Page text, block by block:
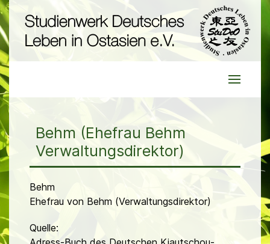
Behm (Ehefrau Behm
Verwaltungsdirektor)
Behm
Ehefrau von Behm (Verwaltungsdirektor)
Quelle: